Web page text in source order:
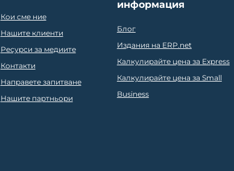
Кои сме ние
Нашите клиенти
Ресурси за медиите
Контакти
Направете запитване
Нашите партньори
информация
Блог
Издания на ERP.net
Калкулирайте цена за Express
Калкулирайте цена за Small
Business